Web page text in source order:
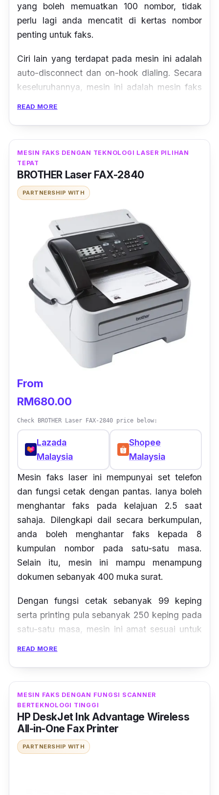
yang boleh memuatkan 100 nombor, tidak
perlu lagi anda mencatit di kertas nombor
penting untuk faks.
Ciri lain yang terdapat pada mesin ini adalah
auto-disconnect dan on-hook dialing. Secara
keseluruhannya, mesin ini adalah mesin faks
READ MORE
MESIN FAKS DENGAN TEKNOLOGI LASER PILIHAN
TEPAT
BROTHER Laser FAX-2840
PARTNERSHIP WITH
From
RM680.00
Check BROTHER Laser FAX-2840 price below:
Lazada
Malaysia
Shopee
Malaysia
Mesin faks laser ini mempunyai set telefon
dan fungsi cetak dengan pantas. Ianya boleh
menghantar faks pada kelajuan 2.5 saat
sahaja. Dilengkapi dail secara berkumpulan,
anda boleh menghantar faks kepada 8
kumpulan nombor pada satu-satu masa.
Selain itu, mesin ini mampu menampung
dokumen sebanyak 400 muka surat.
Dengan fungsi cetak sebanyak 99 keping
serta printing pula sebanyak 250 keping pada
satu-satu masa, mesin ini amat sesuai untuk
READ MORE
MESIN FAKS DENGAN FUNGSI SCANNER
BERTEKNOLOGI TINGGI
HP DeskJet Ink Advantage Wireless
All-in-One Fax Printer
PARTNERSHIP WITH